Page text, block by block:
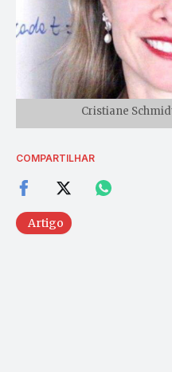
Cristiane
COMPARTILHAR
Artigo